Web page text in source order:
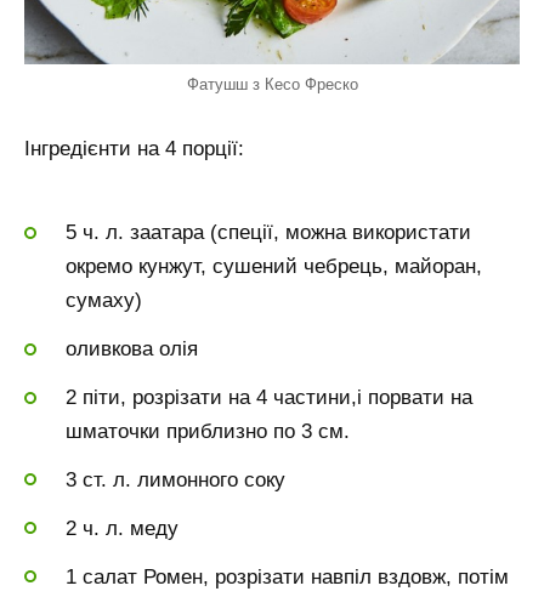
Фатушш з Кесо Фреско
Інгредієнти на 4 порції:
5 ч. л. заатара (спеції, можна використати
окремо кунжут, сушений чебрець, майоран,
сумаху)
оливкова олія
2 піти, розрізати на 4 частини,і порвати на
шматочки приблизно по 3 см.
3 ст. л. лимонного соку
2 ч. л. меду
1 салат Ромен, розрізати навпіл вздовж, потім